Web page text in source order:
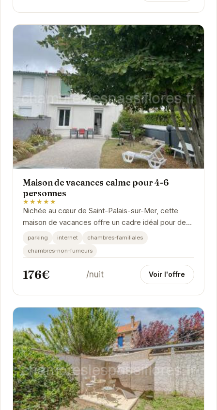
Maison de vacances calme pour 4-6
personnes
★★★★★
Nichée au cœur de Saint-Palais-sur-Mer, cette
maison de vacances offre un cadre idéal pour des
vacances en famille ou entre amis. Avec sa...
parking internet
chambres-familiales
chambres-non-fumeurs
176€ /nuit Voir l'offre